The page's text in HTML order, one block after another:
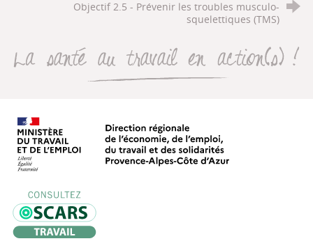
Objectif 2.5 - Prévenir les troubles musculo-
squelettiques (TMS)
La santé au travail en
Direction régionale de l’économie,